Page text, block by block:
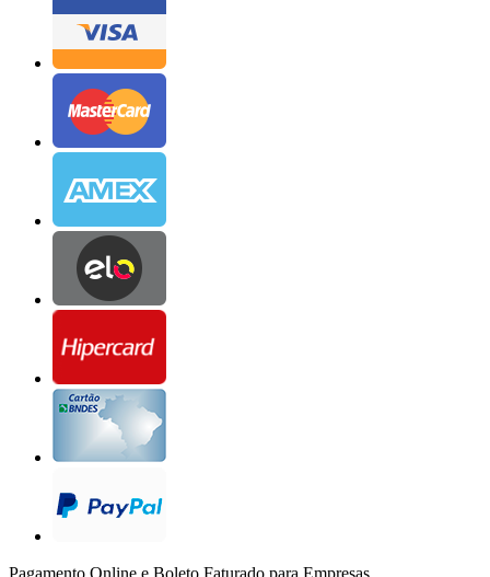
Pagamento Online e Boleto Faturado para Empresas